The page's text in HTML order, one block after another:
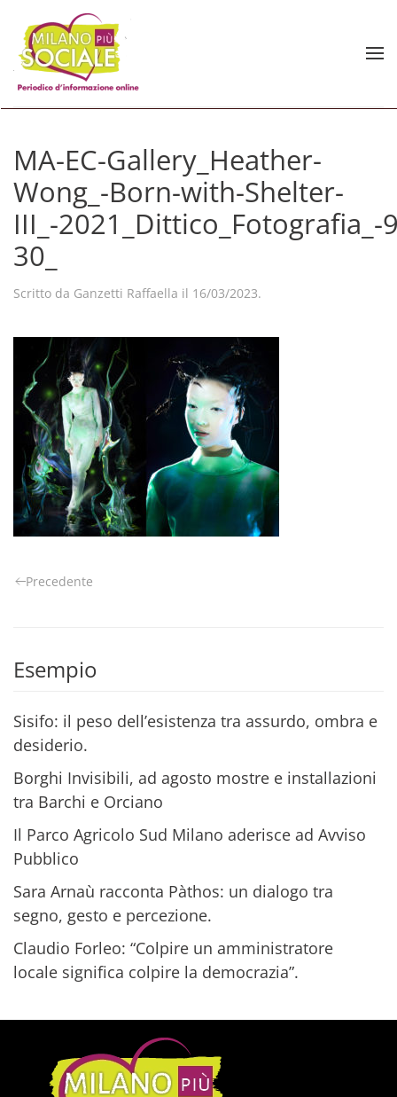
Skip to main content
MA-EC-Gallery_Heather-
Wong_-Born-with-Shelter-
III_-
30_
Scritto da Ganzetti Raffaella il 16/03/2023.
Precedente
Esempio
Sisifo: il peso dell’esistenza tra assurdo, ombra e
desiderio.
Borghi Invisibili, ad agosto mostre e installazioni
tra Barchi e Orciano
Il Parco Agricolo Sud Milano aderisce ad Avviso
Pubblico
Sara Arnaù racconta Pàthos: un dialogo tra
segno, gesto e percezione.
Claudio Forleo: “Colpire un amministratore
locale significa colpire la democrazia”.